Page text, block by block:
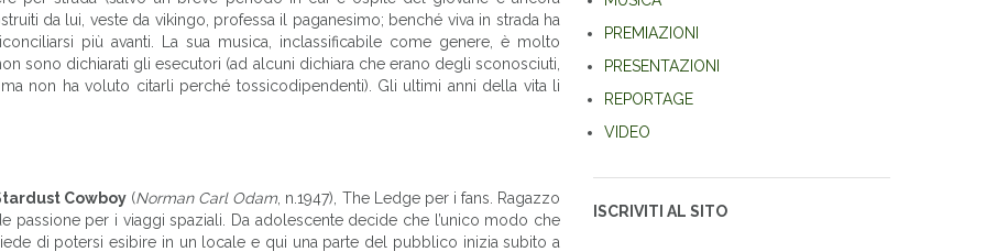
da lui, veste da vikingo, professa il paganesimo; benché viva in strada ha
più avanti. La sua musica, inclassificabile come genere, è molto
sono dichiarati gli esecutori (ad alcuni dichiara che erano degli sconosciuti,
non ha voluto citarli perché tossicodipendenti). Gli ultimi anni della vita li
Cowboy(Norman Carl Odam , n.1947), The Ledge per i fans. Ragazzo
passione per i viaggi spaziali. Da adolescente decide che l’unico modo che
di potersi esibire in un locale e qui una parte del pubblico inizia subito a
PREMIAZIONI
PRESENTAZIONI
REPORTAGE
VIDEO
ISCRIVITI AL SITO